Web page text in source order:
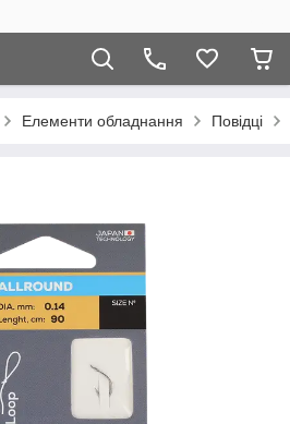
Елементи обладнання Повідці